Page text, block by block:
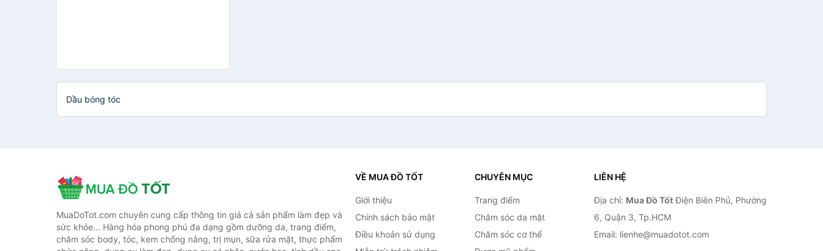
Dầu bóng tóc
MuaDoTot.com chuyên cung cấp thông tin giá cả sản phẩm làm đẹp và
sức khỏe... Hàng hóa phong phú đa dạng gồm dưỡng da, trang điểm,
chăm sóc body, tóc, kem chống nắng, trị mụn, sữa rửa mặt, thực phẩm
VỀ MUA ĐỒ TỐT
Giới thiệu
Chính sách bảo mật
Điều khoản sử dụng
CHUYÊN MỤC
Trang điểm
Chăm sóc da mặt
Chăm sóc cơ thể
LIÊN HỆ
Địa chỉ: Mua Đồ TốtĐiện Biên Phủ, Phường
6, Quận 3, Tp.HCM
Email: lienhe@muadotot.com